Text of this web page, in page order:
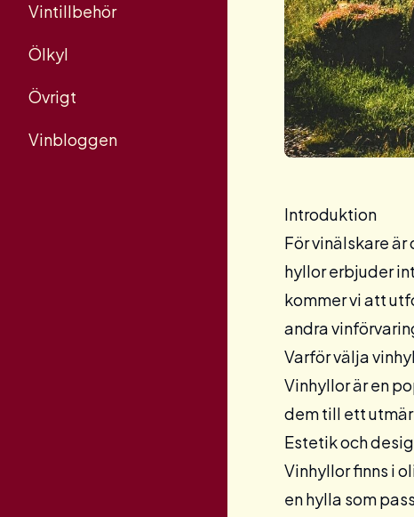
Vintillbehör
Ölkyl
Övrigt
Vinbloggen
Introduktion
För vinälskare
hyllor erbjuder
kommer vi att
andra
Varför välja
Vinhyllor är en
dem till ett
Estetik och
Vinhyllor finns i
en hylla som